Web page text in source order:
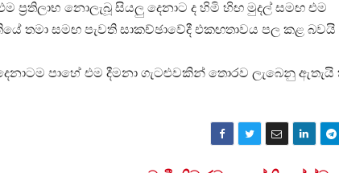
ප්‍රතිලාභ නොලැබූ සියලු දෙනාට ද හිමි හිඟ මුදල් සමඟ එම
තමා සමඟ පැවති සාකච්ඡාවේදී එකඟතාවය පල කළ බවයි
පාහේ එම දීමනා ගැටළුවකින් තොරව ලැබෙනු